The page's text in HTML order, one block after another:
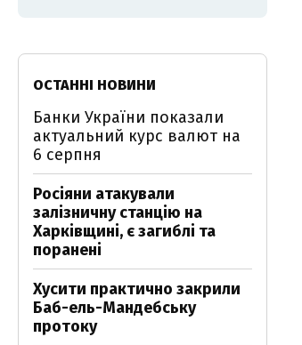
ОСТАННІ НОВИНИ
Банки України показали
актуальний курс валют на
6 серпня
Росіяни атакували
залізничну станцію на
Харківщині, є загиблі та
поранені
Хусити практично закрили
Баб-ель-Мандебську
протоку